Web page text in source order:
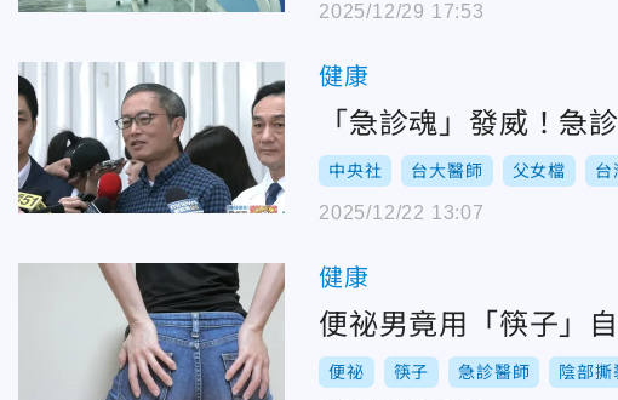
2025/12/29 17:53
健康
「急診魂」發威！急
中央社 台大醫師 父女檔 台
2025/12/22 13:07
健康
便祕男竟用「筷子」
便祕 筷子 急診醫師 陰部撕